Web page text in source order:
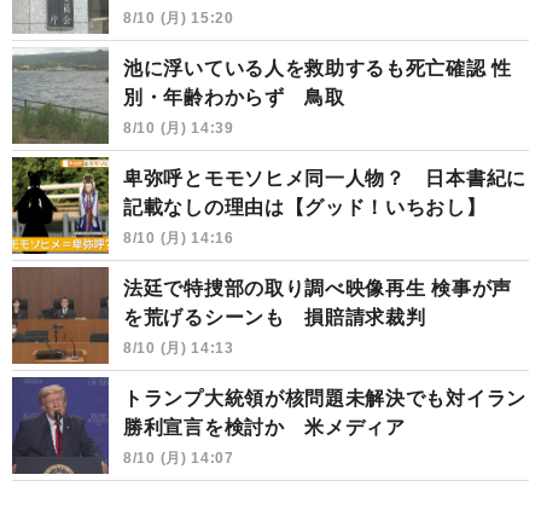
8/10 (月) 15:20
池に浮いている人を救助するも死亡確認 性
別・年齢わからず 鳥取
8/10 (月) 14:39
卑弥呼とモモソヒメ同一人物？ 日本書紀に
記載なしの理由は【グッド！いちおし】
8/10 (月) 14:16
法廷で特捜部の取り調べ映像再生 検事が声
を荒げるシーンも 損賠請求裁判
8/10 (月) 14:13
トランプ大統領が核問題未解決でも対イラン
勝利宣言を検討か 米メディア
8/10 (月) 14:07